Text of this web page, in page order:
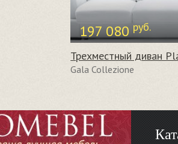
197 080руб.
Gala Collezione